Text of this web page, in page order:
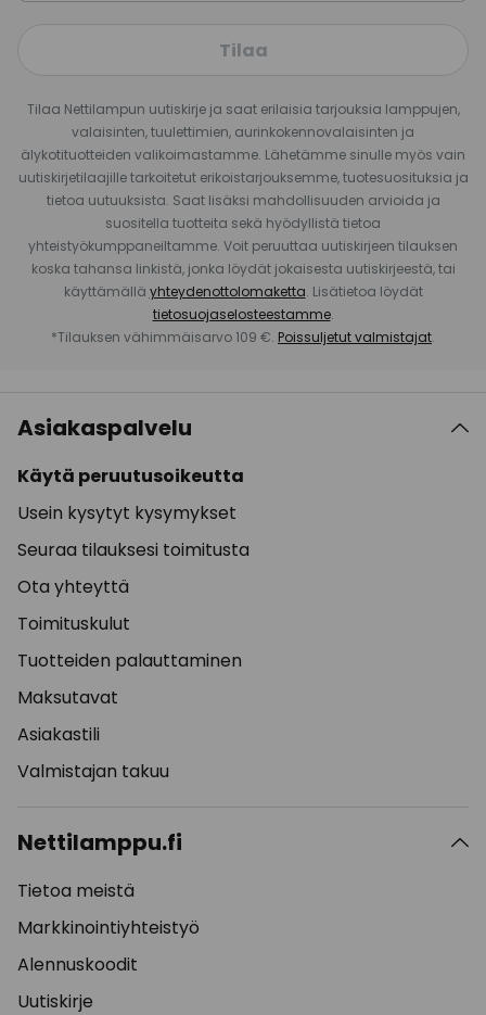
Tilaa
Tilaa Nettilampun uutiskirje ja saat erilaisia tarjouksia lamppujen,
valaisinten, tuulettimien, aurinkokennovalaisinten ja
älykotituotteiden valikoimastamme. Lähetämme sinulle myös vain
uutiskirjetilaajille tarkoitetut erikoistarjouksemme, tuotesuosituksia ja
tietoa uutuuksista. Saat lisäksi mahdollisuuden arvioida ja
suositella tuotteita sekä hyödyllistä tietoa
yhteistyökumppaneiltamme. Voit peruuttaa uutiskirjeen tilauksen
koska tahansa linkistä, jonka löydät jokaisesta uutiskirjeestä, tai
käyttämällä yhteydenottolomaketta. Lisätietoa löydät
tietosuojaselosteestamme.
*Tilauksen vähimmäisarvo 109 €. Poissuljetut valmistajat.
Asiakaspalvelu
Käytä peruutusoikeutta
Usein kysytyt kysymykset
Seuraa tilauksesi toimitusta
Ota yhteyttä
Toimituskulut
Tuotteiden palauttaminen
Maksutavat
Asiakastili
Valmistajan takuu
Nettilamppu.fi
Tietoa meistä
Markkinointiyhteistyö
Alennuskoodit
Uutiskirje